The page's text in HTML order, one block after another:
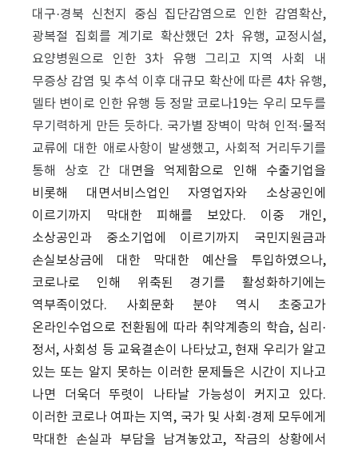
대구·경북 신천지 중심 집단감염으로 인한 감염확산,
광복절 집회를 계기로 확산했던 2차 유행, 교정시설,
요양병원으로 인한 3차 유행 그리고 지역 사회 내
무증상 감염 및 추석 이후 대규모 확산에 따른 4차 유행,
델타 변이로 인한 유행 등 정말 코로나19는 우리 모두를
무기력하게 만든 듯하다. 국가별 장벽이 막혀 인적·물적
교류에 대한 애로사항이 발생했고, 사회적 거리두기를
통해 상호 간 대 면을 억제함으로 인해 수출기업을
비롯해 대면서비스업인 자영업자와 소상공인에
이르기까지 막대한 피해를 보았다. 이중 개인,
소상공인과 중소기업에 이르기까지 국민지원금과
손실보상금에 대한 막대한 예산을 투입하였으나,
코로나로 인해 위축된 경기를 활성화하기에는
역부족이었다. 사회문화 분야 역시 초중고가
온라인수업으로 전환됨에 따라 취약계층의 학습, 심리·
정서, 사회성 등 교육결손이 나타났고, 현재 우리가 알고
있는 또는 알지 못하는 이러한 문제들은 시간이 지나고
나면 더욱더 뚜렷이 나타날 가능성이 커지고 있다.
이러한 코로나 여파는 지역, 국가 및 사회·경제 모두에게
막대한 손실과 부담을 남겨놓았고, 작금의 상황에서